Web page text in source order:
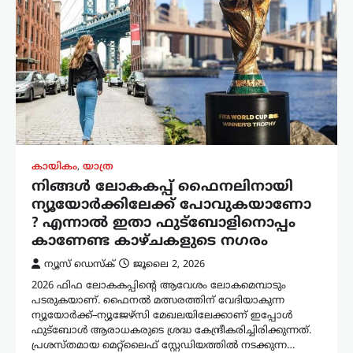
കായികം, യാത്ര
നിങ്ങൾ ലോകകപ്പ് ഫൈനലിനായി
ന്യൂയോർക്കിലേക്ക് പോവുകയാണോ
? എന്നാൽ ഇതാ ഫുട്ബോളിനൊപ്പം
കാണേണ്ട കാഴ്ചകളുടെ നഗരം
ന്യൂസ് ഡെസ്ക്
ജൂലൈ 2, 2026
2026 ഫിഫ ലോകകപ്പിന്റെ ആവേശം ലോകമെമ്പാടും
പടരുകയാണ്. ഫൈനൽ മത്സരത്തിന് വേദിയാകുന്ന
ന്യൂയോർക്ക്–ന്യൂജേഴ്‌സി മേഖലയിലേക്കാണ് ഇപ്പോൾ
ഫുട്ബോൾ ആരാധകരുടെ ശ്രദ്ധ കേന്ദ്രീകരിച്ചിരിക്കുന്നത്.
പ്രശസ്തമായ മെറ്റ്‌ലൈഫ് സ്റ്റേഡിയത്തിൽ നടക്കുന്ന…